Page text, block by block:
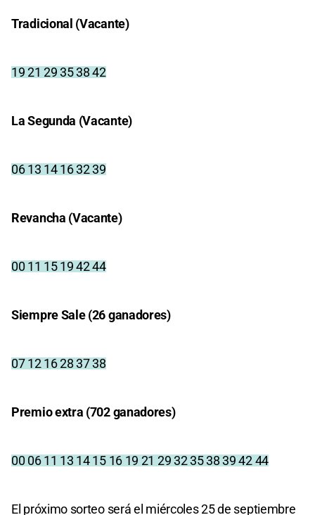
Tradicional (Vacante)
19 21 29 35 38 42
La Segunda (Vacante)
06 13 14 16 32 39
Revancha (Vacante)
00 11 15 19 42 44
Siempre Sale (26 ganadores)
07 12 16 28 37 38
Premio extra (702 ganadores)
00 06 11 13 14 15 16 19 21 29 32 35 38 39 42 44
El próximo sorteo será el miércoles 25 de septiembre